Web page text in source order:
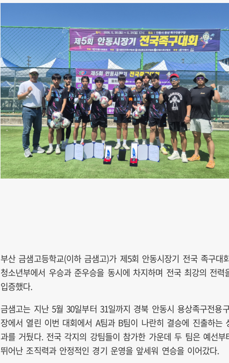
부산 금샘고등학교(이하 금샘고)가 제5회 안동시장기 전국 족구대
청소년부에서 우승과 준우승을 동시에 차지하며 전국 최강의 전력
입증했다.
금샘고는 지난 5월 30일부터 31일까지 경북 안동시 용상족구전용
장에서 열린 이번 대회에서 A팀과 B팀이 나란히 결승에 진출하는
과를 거뒀다. 전국 각지의 강팀들이 참가한 가운데 두 팀은 예선부
뛰어난 조직력과 안정적인 경기 운영을 앞세워 연승을 이어갔다.